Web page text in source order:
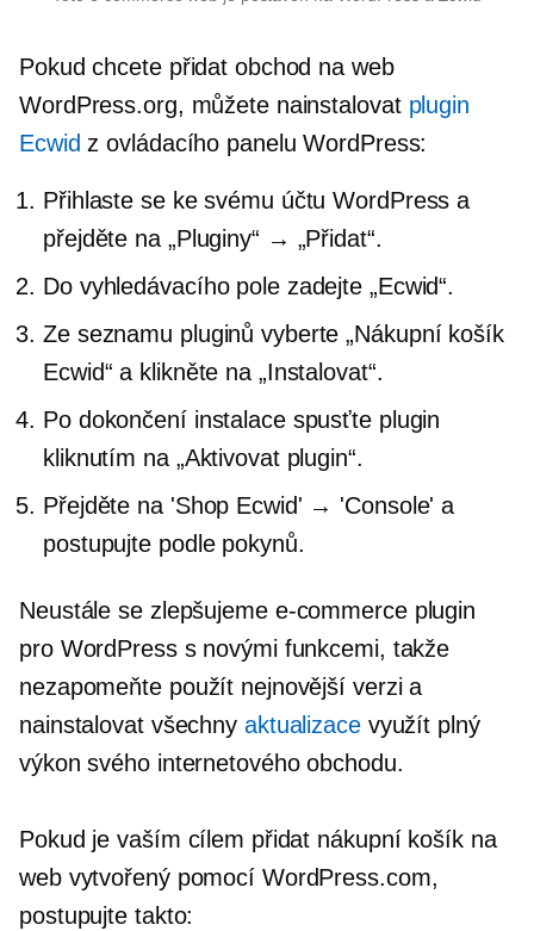
Pokud chcete přidat obchod na web
WordPress.org, můžete nainstalovat plugin
Ecwid z ovládacího panelu WordPress:
Přihlaste se ke svému účtu WordPress a
přejděte na „Pluginy“ → „Přidat“.
Do vyhledávacího pole zadejte „Ecwid“.
Ze seznamu pluginů vyberte „Nákupní košík
Ecwid“ a klikněte na „Instalovat“.
Po dokončení instalace spusťte plugin
kliknutím na „Aktivovat plugin“.
Přejděte na 'Shop Ecwid' → 'Console' a
postupujte podle pokynů.
Neustále se zlepšujeme e-commerceplugin
pro WordPress s novými funkcemi, takže
nezapomeňte použít nejnovější verzi a
nainstalovat všechny aktualizacevyužít plný
výkon svého internetového obchodu.
Pokud je vaším cílem přidat nákupní košík na
web vytvořený pomocí WordPress.com,
postupujte takto: